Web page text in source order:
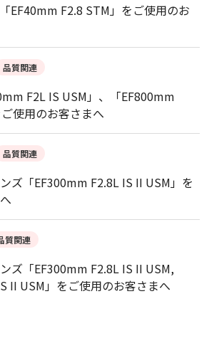
EF40mm F2.8 STM」をご使用のお
品質関連
F2L IS USM」、「EF800mm
使用のお客さまへ
品質関連
ズ「EF300mm F2.8L IS II USM」を
質関連
ズ「EF300mm F2.8L IS II USM,
II USM」をご使用のお客さまへ